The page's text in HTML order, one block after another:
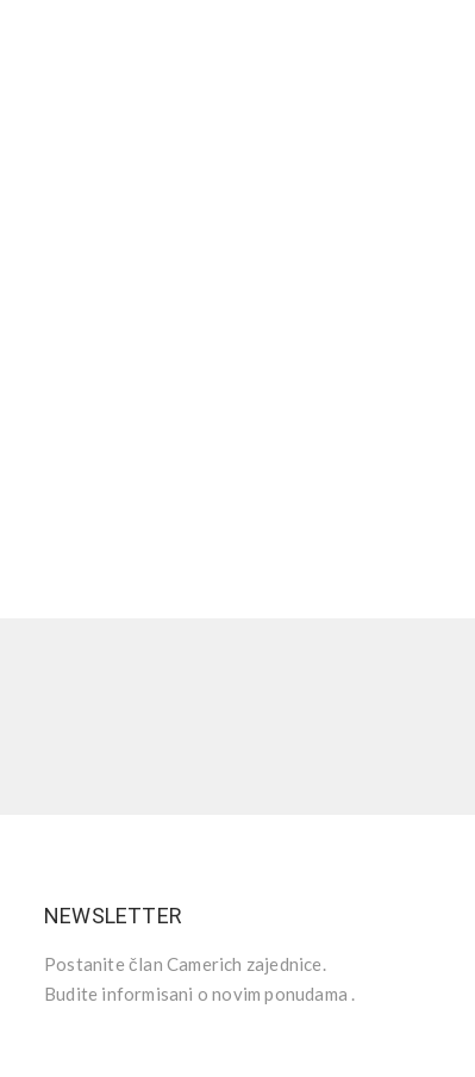
NEWSLETTER
Postanite član Camerich zajednice.
Budite informisani o novim ponudama .